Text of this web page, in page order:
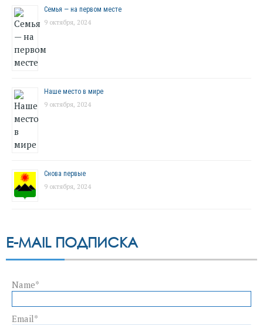
Семья — на первом месте
9 октября, 2024
Наше место в мире
9 октября, 2024
Снова первые
9 октября, 2024
E-MAIL ПОДПИСКА
Name*
Email*